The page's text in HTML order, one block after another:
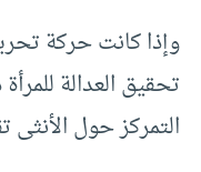
وإذا كانت حركة
تحقيق العدالة
التمركز حول